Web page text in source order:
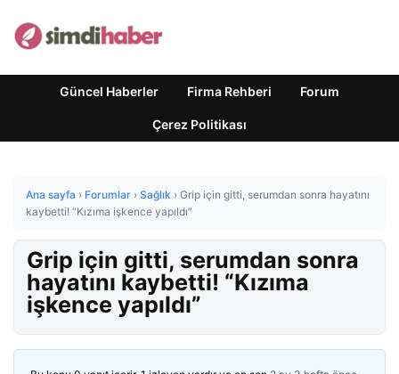
Güncel Haberler Firma Rehberi Forum
Çerez Politikası
Ana sayfa › Forumlar › Sağlık › Grip için gitti, serumdan sonra hayatını
kaybetti! “Kızıma işkence yapıldı”
Grip için gitti, serumdan sonra
hayatını kaybetti! “Kızıma
işkence yapıldı”